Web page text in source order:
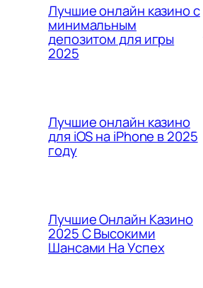
Лучшие онлайн казино с
минимальным
депозитом для игры
2025
Лучшие онлайн казино
для iOS на iPhone в 2025
году
Лучшие Онлайн Казино
2025 С Высокими
Шансами На Успех